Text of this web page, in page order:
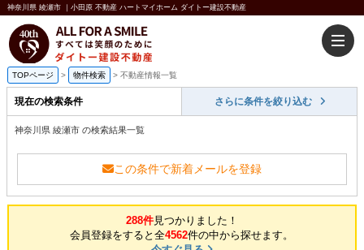
神奈川県 綾瀬市 ｜小田原 不動産 ハートマイホーム ダイトー建設不動産
TOPページ > 物件検索 > 不動産情報一覧
現在の検索条件 さらに条件を絞り込む
神奈川県 綾瀬市 の検索結果一覧
この条件で新着メールを登録
288件見つかりました！
会員登録をすると全4562件の中から探せます。